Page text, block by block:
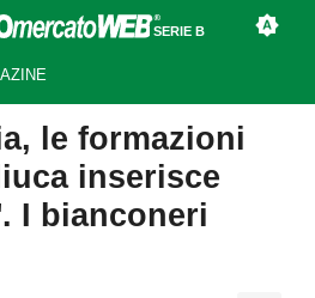
SERIE B
le formazioni
inserisce
I bianconeri